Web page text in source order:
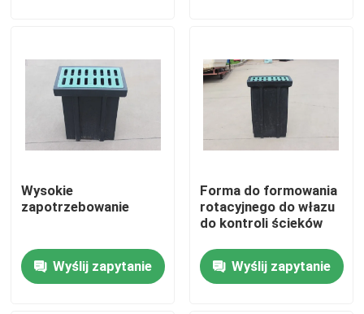
O nas
Wysokie
zapotrzebowanie
Wyślij zapytanie
Forma do formowania
rotacyjnego do włazu
do kontroli ścieków
Wyślij zapytanie